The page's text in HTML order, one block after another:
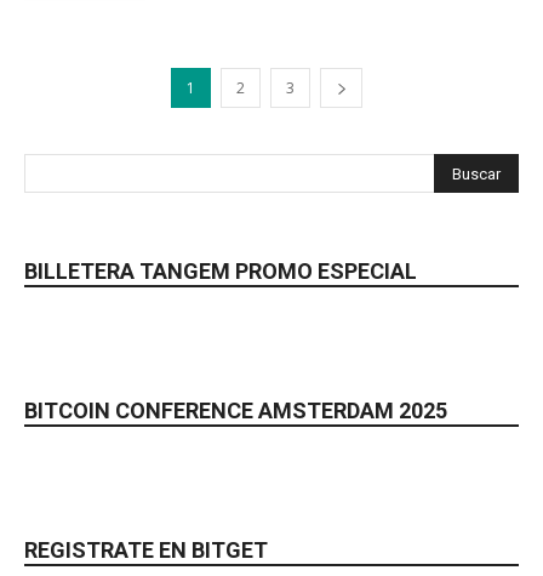
1 2 3
BILLETERA TANGEM PROMO ESPECIAL
BITCOIN CONFERENCE AMSTERDAM 2025
REGISTRATE EN BITGET